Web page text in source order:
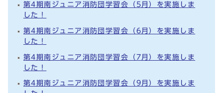
第4期南ジュニア消防団学習会（5月）を実施しま
した！
第4期南ジュニア消防団学習会（6月）を実施しま
した！
第4期南ジュニア消防団学習会（7月）を実施しま
した！
第4期南ジュニア消防団学習会（9月）を実施しま